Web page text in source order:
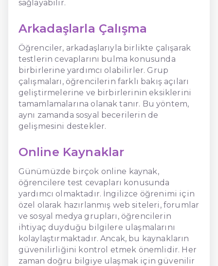
sağlayabilir.
Arkadaşlarla Çalışma
Öğrenciler, arkadaşlarıyla birlikte çalışarak
testlerin cevaplarını bulma konusunda
birbirlerine yardımcı olabilirler. Grup
çalışmaları, öğrencilerin farklı bakış açıları
geliştirmelerine ve birbirlerinin eksiklerini
tamamlamalarına olanak tanır. Bu yöntem,
aynı zamanda sosyal becerilerin de
gelişmesini destekler.
Online Kaynaklar
Günümüzde birçok online kaynak,
öğrencilere test cevapları konusunda
yardımcı olmaktadır. İngilizce öğrenimi için
özel olarak hazırlanmış web siteleri, forumlar
ve sosyal medya grupları, öğrencilerin
ihtiyaç duyduğu bilgilere ulaşmalarını
kolaylaştırmaktadır. Ancak, bu kaynakların
güvenilirliğini kontrol etmek önemlidir. Her
zaman doğru bilgiye ulaşmak için güvenilir